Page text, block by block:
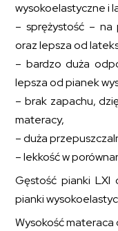
wysokoelastyczne i
– sprężystość – na
oraz lepsza od
– bardzo duża
lepsza od pianek
– brak zapachu,
materacy,
– duża
– lekkość w
Gęstość pianki LXI
pianki
Wysokość materaca